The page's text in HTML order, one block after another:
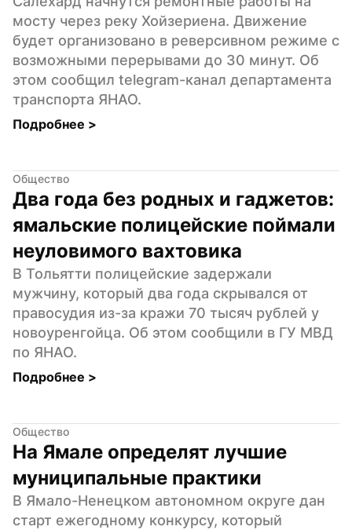
мосту через реку Хойзериена. Движение
будет организовано в реверсивном режиме с
возможными перерывами до 30 минут. Об
этом сообщил telegram-канал департамента
транспорта ЯНАО.
Подробнее >
Общество
Два года без родных и гаджетов:
ямальские полицейские поймали
неуловимого вахтовика
В Тольятти полицейские задержали
мужчину, который два года скрывался от
правосудия из-за кражи 70 тысяч рублей у
новоуренгойца. Об этом сообщили в ГУ МВД
по ЯНАО.
Подробнее >
Общество
На Ямале определят лучшие
муниципальные практики
В Ямало-Ненецком автономном округе дан
старт ежегодному конкурсу, который